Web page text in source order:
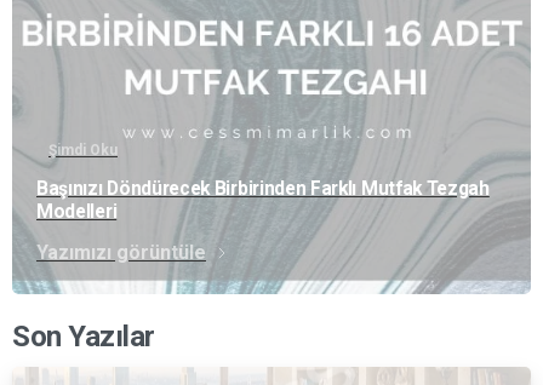
Şimdi Oku
Başınızı Döndürecek Birbirinden Farklı Mutfak Tezgah
Modelleri
Yazımızı görüntüle
Son Yazılar